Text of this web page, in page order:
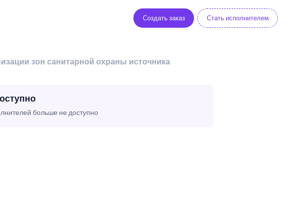
Создать заказ Стать исполнителем
зон санитарной охраны источника
больше не доступно